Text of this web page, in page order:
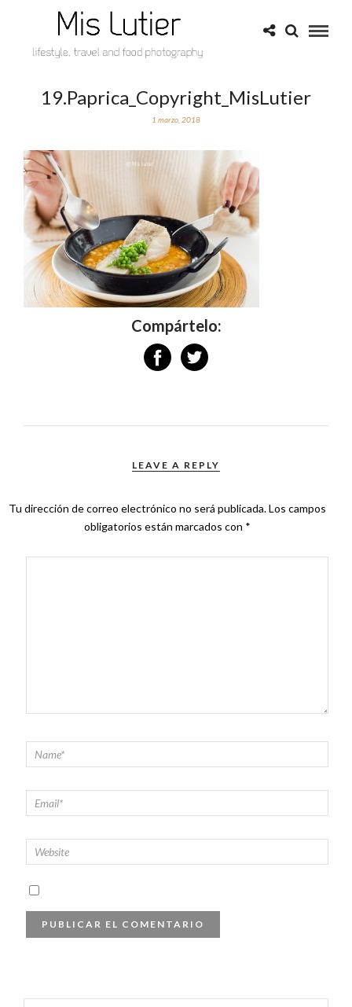
19.Paprica_Copyright_MisLutier
1 marzo, 2018
Compártelo:
LEAVE A REPLY
Tu dirección de correo electrónico no será publicada.Los campos
obligatorios están marcados con *